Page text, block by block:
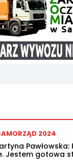
2024
Jestem gotowa